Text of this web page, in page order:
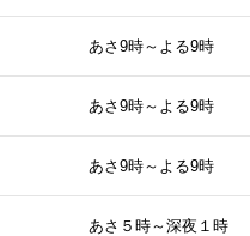
あさ9時～よる9時
あさ9時～よる9時
あさ9時～よる9時
あさ５時～深夜１時